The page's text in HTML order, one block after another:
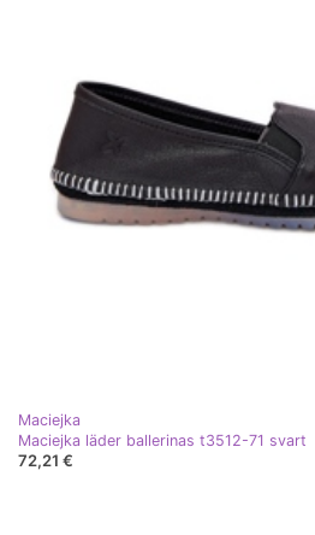
Maciejka
Maciejka läder ballerinas t3512-71 svart
72,21 €